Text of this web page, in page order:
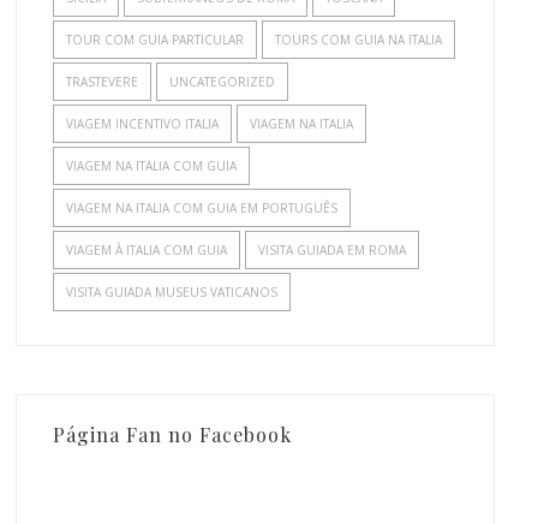
TOUR COM GUIA PARTICULAR TOURS COM GUIA NA ITALIA
TRASTEVERE UNCATEGORIZED
VIAGEM INCENTIVO ITALIA VIAGEM NA ITALIA
VIAGEM NA ITALIA COM GUIA
VIAGEM NA ITALIA COM GUIA EM PORTUGUÊS
VIAGEM À ITALIA COM GUIA VISITA GUIADA EM ROMA
VISITA GUIADA MUSEUS VATICANOS
Página Fan no Facebook